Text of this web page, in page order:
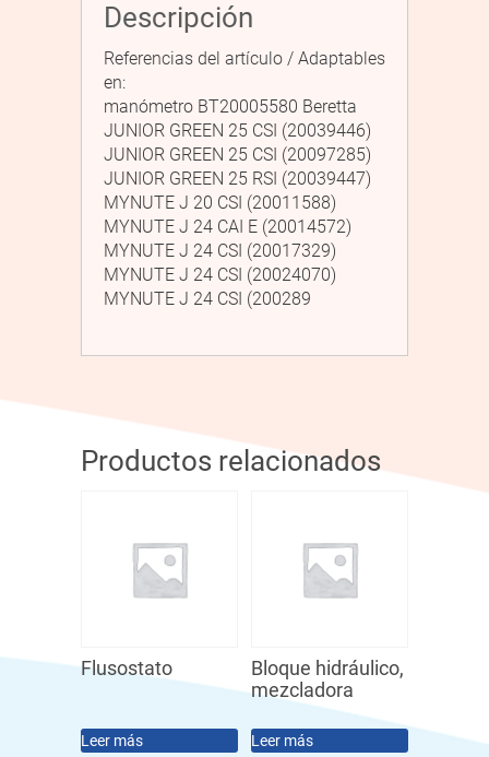
Descripción
Referencias del artículo / Adaptables
en:
manómetro BT20005580 Beretta
JUNIOR GREEN 25 CSI (20039446)
JUNIOR GREEN 25 CSI (20097285)
JUNIOR GREEN 25 RSI (20039447)
MYNUTE J 20 CSI (20011588)
MYNUTE J 24 CAI E (20014572)
MYNUTE J 24 CSI (20017329)
MYNUTE J 24 CSI (20024070)
MYNUTE J 24 CSI (200289
Productos relacionados
Flusostato
Leer más
Bloque hidráulico,
mezcladora
Leer más